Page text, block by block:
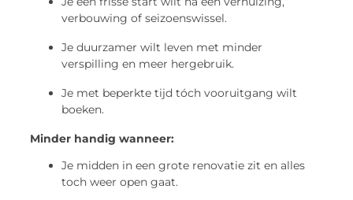
verbouwing of seizoenswissel.
Je duurzamer wilt leven met minder
verspilling en meer hergebruik.
Je met beperkte tijd tóch vooruitgang wilt
boeken.
Minder handig wanneer:
Je midden in een grote renovatie zit en alles
toch weer open gaat.